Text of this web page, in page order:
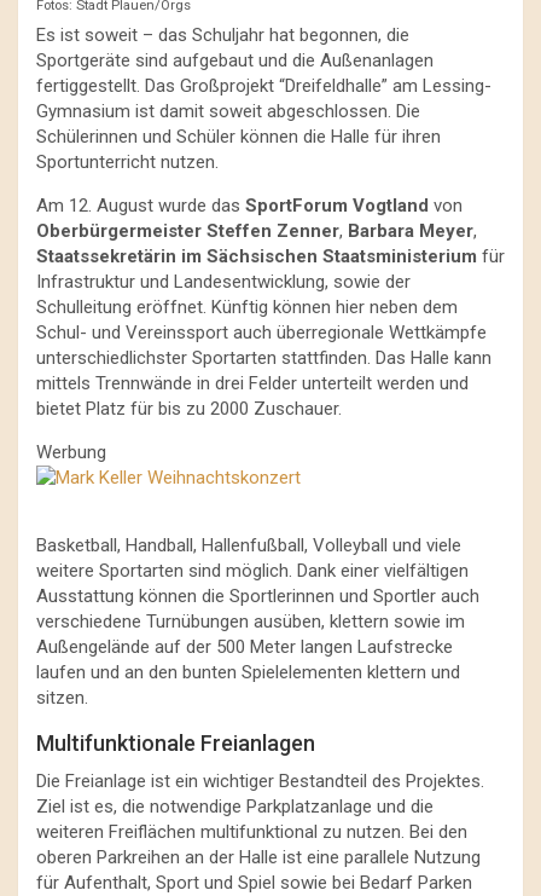
Fotos: Stadt Plauen/Orgs
Es ist soweit – das Schuljahr hat begonnen, die
Sportgeräte sind aufgebaut und die Außenanlagen
fertiggestellt. Das Großprojekt “Dreifeldhalle” am Lessing-
Gymnasium ist damit soweit abgeschlossen. Die
Schülerinnen und Schüler können die Halle für ihren
Sportunterricht nutzen.
Am 12. August wurde das SportForum Vogtland von
Oberbürgermeister Steffen Zenner, Barbara Meyer,
Staatssekretärin im Sächsischen Staatsministerium für
Infrastruktur und Landesentwicklung, sowie der
Schulleitung eröffnet. Künftig können hier neben dem
Schul- und Vereinssport auch überregionale Wettkämpfe
unterschiedlichster Sportarten stattfinden. Das Halle kann
mittels Trennwände in drei Felder unterteilt werden und
bietet Platz für bis zu 2000 Zuschauer.
Werbung
Basketball, Handball, Hallenfußball, Volleyball und viele
weitere Sportarten sind möglich. Dank einer vielfältigen
Ausstattung können die Sportlerinnen und Sportler auch
verschiedene Turnübungen ausüben, klettern sowie im
Außengelände auf der 500 Meter langen Laufstrecke
laufen und an den bunten Spielelementen klettern und
sitzen.
Multifunktionale Freianlagen
Die Freianlage ist ein wichtiger Bestandteil des Projektes.
Ziel ist es, die notwendige Parkplatzanlage und die
weiteren Freiflächen multifunktional zu nutzen. Bei den
oberen Parkreihen an der Halle ist eine parallele Nutzung
für Aufenthalt, Sport und Spiel sowie bei Bedarf Parken